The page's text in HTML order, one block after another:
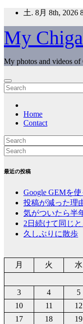
Skip
土. 8月 8th, 2026
My
My photos and videos of
Home
Contact
最近の投稿
Google GEMを
投稿が減った理
気がついたら半
2日続けて同じ
久しぶりに散歩
月
火 水
3
4 5
10
11 12
17
18 19